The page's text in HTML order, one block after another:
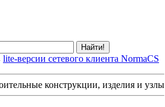
lite-версии сетевого клиента NormaCS
конструкции, изделия и узлы